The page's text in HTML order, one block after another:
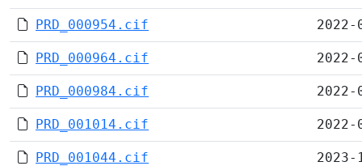
PRD_000954.cif
PRD_000964.cif
PRD_000984.cif
PRD_001014.cif
PRD_001044.cif